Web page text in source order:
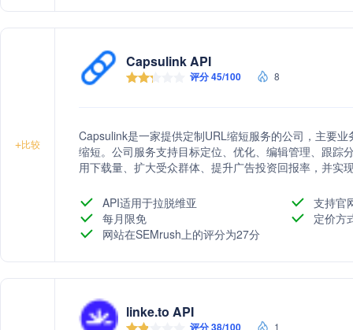
+比较
Capsulink API
评分 45/100 8
Capsulink是一家提供定制URL缩短服务的公司，主要
缩短。公司服务支持目标定位、优化、编辑管理、跟踪
用下载量、扩大受众群体、提升广告投资回报率，并实
API适用于拉脱维亚
支持官
每月限免
定价方
网站在SEMrush上的评分为27分
linke.to API
评分 38/100 1